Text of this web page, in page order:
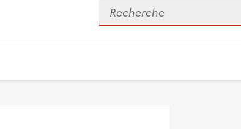
Rechercher des données